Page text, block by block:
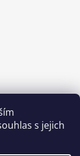
s jejich